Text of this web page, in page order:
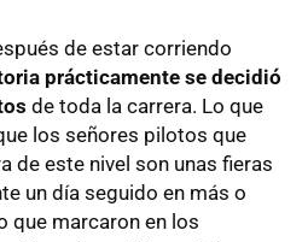
de estar corriendo
prácticamente se decidió
de toda la carrera. Lo que
los señores pilotos que
de este nivel son unas fieras
un día seguido en más o
que marcaron en los